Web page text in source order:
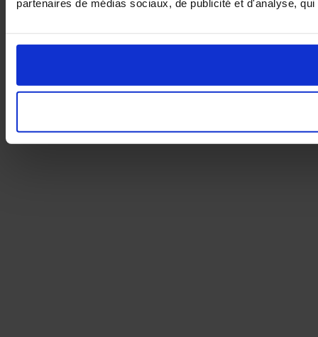
partenaires de médias sociaux, de publicité et d'analyse,